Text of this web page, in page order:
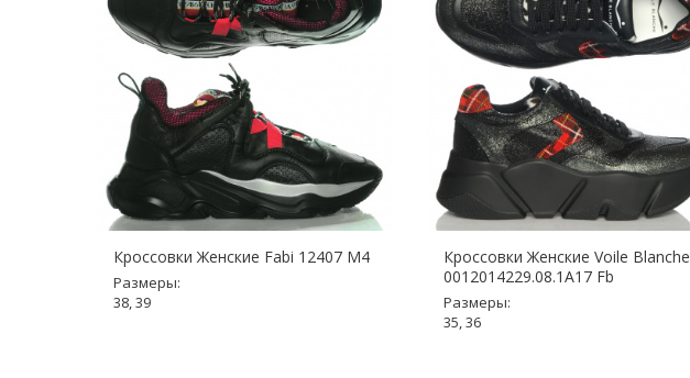
Кроссовки Женские Fabi 12407 М4
Размеры:
38, 39
Кроссовки Женские Voile Blanche
0012014229.08.1A17 Fb
Размеры:
35, 36